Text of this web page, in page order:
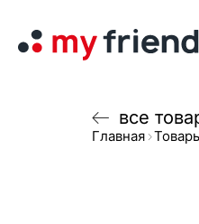
все
Главная